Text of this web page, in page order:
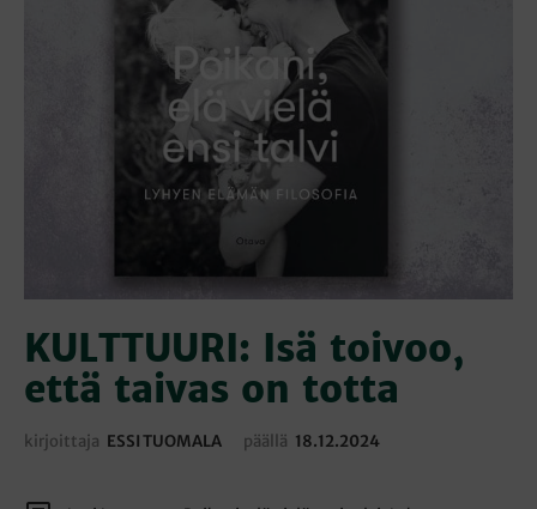
KULTTUURI: Isä toivoo,
että taivas on totta
kirjoittaja ESSI TUOMALA päällä 18.12.2024